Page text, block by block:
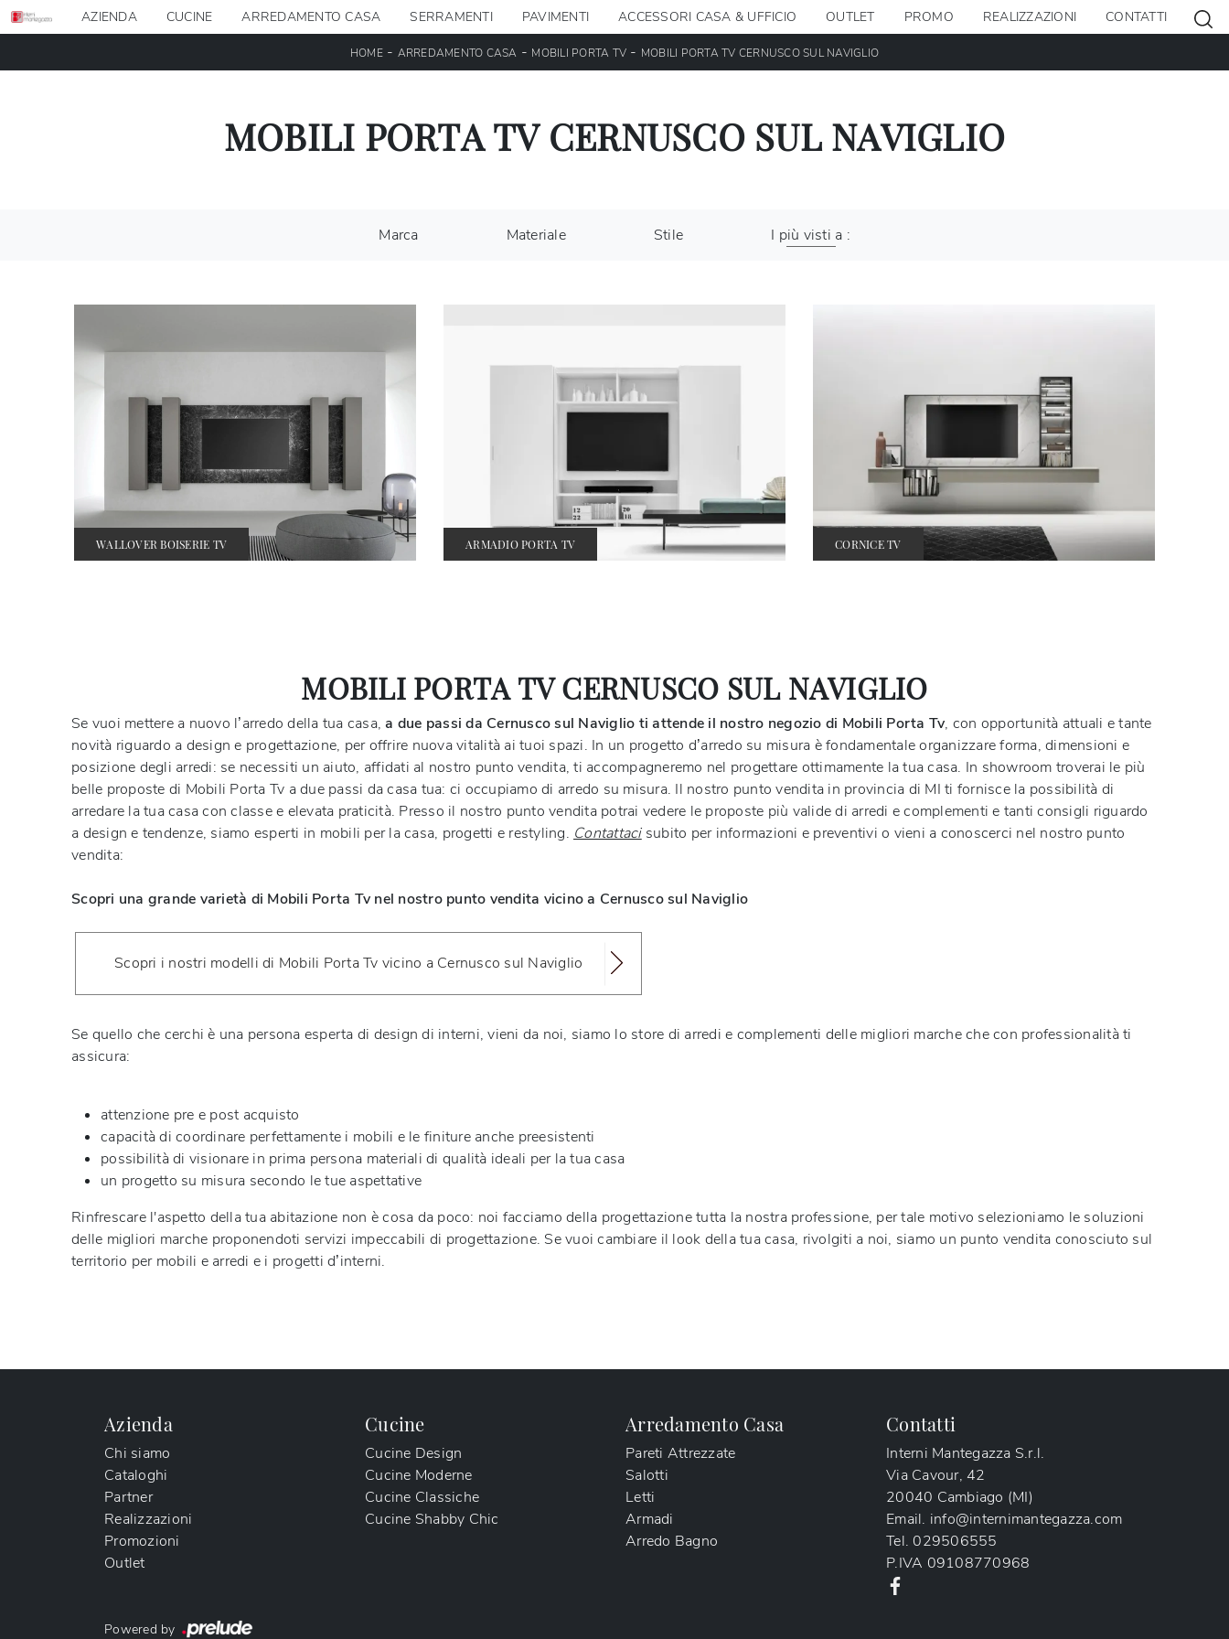
AZIENDA CUCINE ARREDAMENTO CASA SERRAMENTI PAVIMENTI ACCESSORI CASA & UFFICIO OUTLET PROMO REALIZZAZIONI CONTATTI
HOME- ARREDAMENTO CASA - MOBILI PORTA TV - MOBILI PORTA TV CERNUSCO SUL NAVIGLIO
MOBILI PORTA TV CERNUSCO SUL NAVIGLIO
Marca Materiale Stile I più visti a :
WALLOVER BOISERIE TV ARMADIO PORTA TV CORNICE TV
MOBILI PORTA TV CERNUSCO SUL NAVIGLIO
Se vuoi mettere a nuovo l’arredo della tua casa,a due passi da Cernusco sul Naviglio ti attende il nostro negozio di Mobili Porta Tv, con opportunità attuali e tante
novità riguardo a design e progettazione, per offrire nuova vitalità ai tuoi spazi. In un progetto d’arredo su misura è fondamentale organizzare forma, dimensioni e
posizione degli arredi: se necessiti un aiuto, affidati al nostro punto vendita, ti accompagneremo nel progettare ottimamente la tua casa. In showroom troverai le più
belle proposte di Mobili Porta Tv a due passi da casa tua: ci occupiamo di arredo su misura. Il nostro punto vendita in provincia di MI ti fornisce la possibilità di
arredare la tua casa con classe e elevata praticità. Presso il nostro punto vendita potrai vedere le proposte più valide di arredi e complementi e tanti consigli riguardo
a design e tendenze, siamo esperti in mobili per la casa, progetti e restyling. Contattacisubito per informazioni e preventivi o vieni a conoscerci nel nostro punto
vendita:
Scopri una grande varietà di Mobili Porta Tv nel nostro punto vendita vicino a Cernusco sul Naviglio
Scopri i nostri modelli di Mobili Porta Tv vicino a Cernusco sul Naviglio
Se quello che cerchi è una persona esperta di design di interni, vieni da noi, siamo lo store di arredi e complementi delle migliori marche che con professionalità ti
assicura:
attenzione pre e post acquisto
capacità di coordinare perfettamente i mobili e le finiture anche preesistenti
possibilità di visionare in prima persona materiali di qualità ideali per la tua casa
un progetto su misura secondo le tue aspettative
Rinfrescare l'aspetto della tua abitazione non è cosa da poco: noi facciamo della progettazione tutta la nostra professione, per tale motivo selezioniamo le soluzioni
delle migliori marche proponendoti servizi impeccabili di progettazione. Se vuoi cambiare il look della tua casa, rivolgiti a noi, siamo un punto vendita conosciuto sul
territorio per mobili e arredi e i progetti d’interni.
Azienda
Chi siamo
Cataloghi
Partner
Realizzazioni
Promozioni
Outlet
Cucine
Cucine Design
Cucine Moderne
Cucine Classiche
Cucine Shabby Chic
Arredamento Casa
Pareti Attrezzate
Salotti
Letti
Armadi
Arredo Bagno
Contatti
Interni Mantegazza S.r.l.
Via Cavour, 42
20040 Cambiago (MI)
Email. info@internimantegazza.com
Tel. 029506555
P.IVA 09108770968
Powered by